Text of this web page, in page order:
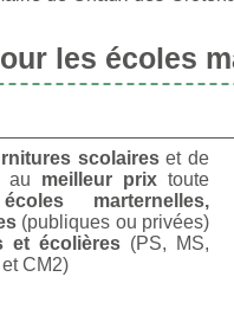
les écoles
scolaireset de
au meilleur prixtoute
écoles marternelles,
(publiques ou privées)
et écolières(PS, MS,
CM2)